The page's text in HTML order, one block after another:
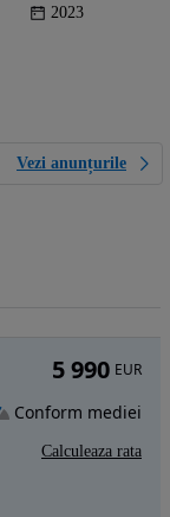
2023
Vezi anunțurile
5 990 EUR
Conform mediei
Calculeaza rata